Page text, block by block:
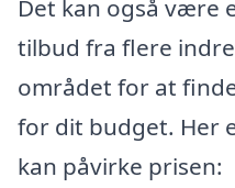
Det kan også være
tilbud fra flere
området for at
for dit budget. Her
kan påvirke prisen: